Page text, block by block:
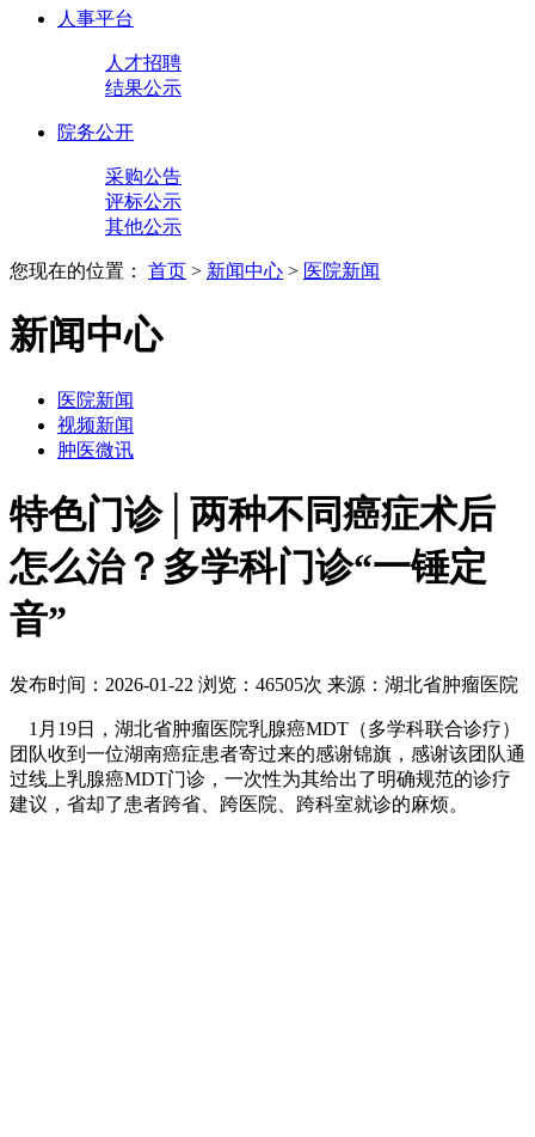
人事平台
人才招聘
结果公示
院务公开
采购公告
评标公示
其他公示
您现在的位置： 首页 > 新闻中心 > 医院新闻
新闻中心
医院新闻
视频新闻
肿医微讯
特色门诊│两种不同癌症术后
怎么治？多学科门诊“一锤定
音”
发布时间：2026-01-22 浏览：46505次 来源：湖北省肿瘤医院
1月19日，湖北省肿瘤医院乳腺癌MDT（多学科联合诊疗）
团队收到一位湖南癌症患者寄过来的感谢锦旗，感谢该团队通
过线上乳腺癌MDT门诊，一次性为其给出了明确规范的诊疗
建议，省却了患者跨省、跨医院、跨科室就诊的麻烦。